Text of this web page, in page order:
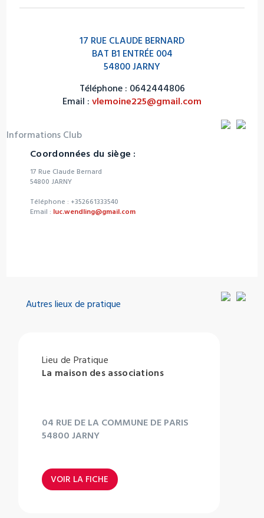
17 RUE CLAUDE BERNARD
BAT B1 ENTRÉE 004
54800 JARNY
Téléphone : 0642444806
Email : vlemoine225@gmail.com
Informations Club
Coordonnées du siège :
17 Rue Claude Bernard
54800 JARNY
Téléphone : +352661333540
Email : luc.wendling@gmail.com
Autres lieux de pratique
Lieu de Pratique
La maison des associations
04 RUE DE LA COMMUNE DE PARIS
54800 JARNY
VOIR LA FICHE